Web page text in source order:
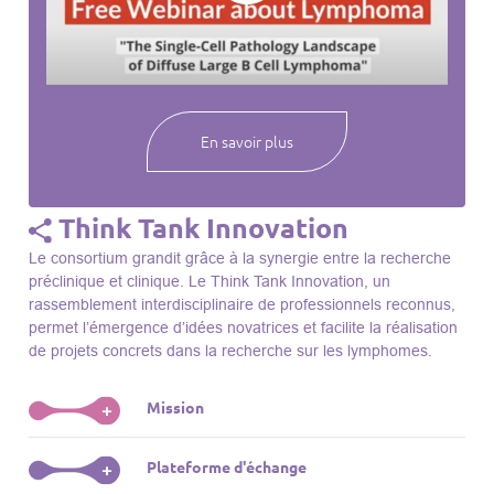
webinaires à venir, des séances précédentes et joignez-vous
notre compréhension des lymphomes et des maladies
En savoir plus
Think Tank Innovation
Le consortium grandit grâce à la synergie entre la recherche
préclinique et clinique. Le Think Tank Innovation, un
rassemblement interdisciplinaire de professionnels reconnus,
permet l’émergence d’idées novatrices et facilite la réalisation
de projets concrets dans la recherche sur les lymphomes.
+ Mission
Le Think Tank initie des projets, façonne des initiatives de
R&D, identifie des porteurs et promeut l’unité parmi les
+ Plateforme d'échange